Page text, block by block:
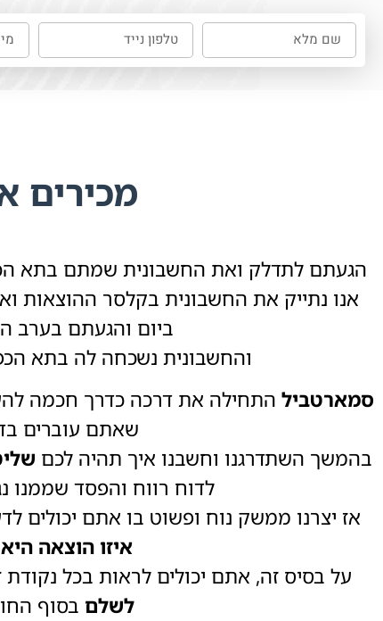
מכירים
הגעתם לתדלק ואת החשבונית שמתם בתא
אנו נתייק את החשבונית בקלסר ההוצאות
ביום והגעתם בערב
והחשבונית נשכחה לה בתא
סמארטביל התחילה את דרכה כדרך חכמה
שאתם עוברים
בהמשך השתדרגנו וחשבנו איך תהיה לכם
לדוח רווח והפסד שממנו
אז יצרנו ממשק נוח ופשוט בו אתם יכולים
איזו הוצאה
על בסיס זה, אתם יכולים לראות בכל
לשלם בסוף